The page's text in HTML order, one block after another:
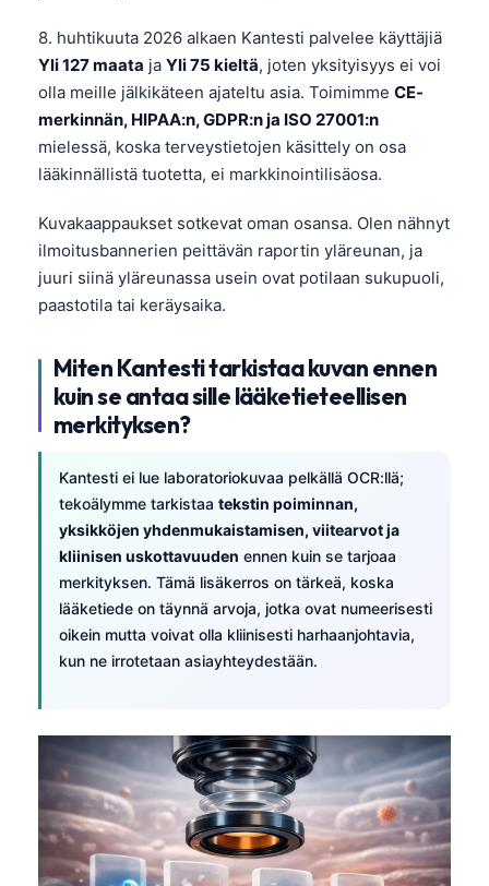
8. huhtikuuta 2026 alkaen Kantesti palvelee käyttäjiä
Yli 127 maata ja Yli 75 kieltä, joten yksityisyys ei voi
olla meille jälkikäteen ajateltu asia. Toimimme CE-
merkinnän, HIPAA:n, GDPR:n ja ISO 27001:n
mielessä, koska terveystietojen käsittely on osa
lääkinnällistä tuotetta, ei markkinointilisäosa.
Kuvakaappaukset sotkevat oman osansa. Olen nähnyt
ilmoitusbannerien peittävän raportin yläreunan, ja
juuri siinä yläreunassa usein ovat potilaan sukupuoli,
paastotila tai keräysaika.
Miten Kantesti tarkistaa kuvan ennen
kuin se antaa sille lääketieteellisen
merkityksen?
Kantesti ei lue laboratoriokuvaa pelkällä OCR:llä;
tekoälymme tarkistaa tekstin poiminnan,
yksikköjen yhdenmukaistamisen, viitearvot ja
kliinisen uskottavuuden ennen kuin se tarjoaa
merkityksen. Tämä lisäkerros on tärkeä, koska
lääketiede on täynnä arvoja, jotka ovat numeerisesti
oikein mutta voivat olla kliinisesti harhaanjohtavia,
kun ne irrotetaan asiayhteydestään.